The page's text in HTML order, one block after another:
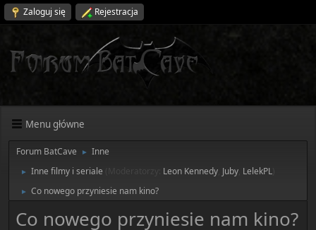
Zaloguj się Rejestracja
Menu główne
Forum BatCave ► Inne
► Inne filmy i seriale Leon Kennedy Juby LelekPL
► Co nowego przyniesie nam kino?
Co nowego przyniesie nam kino?